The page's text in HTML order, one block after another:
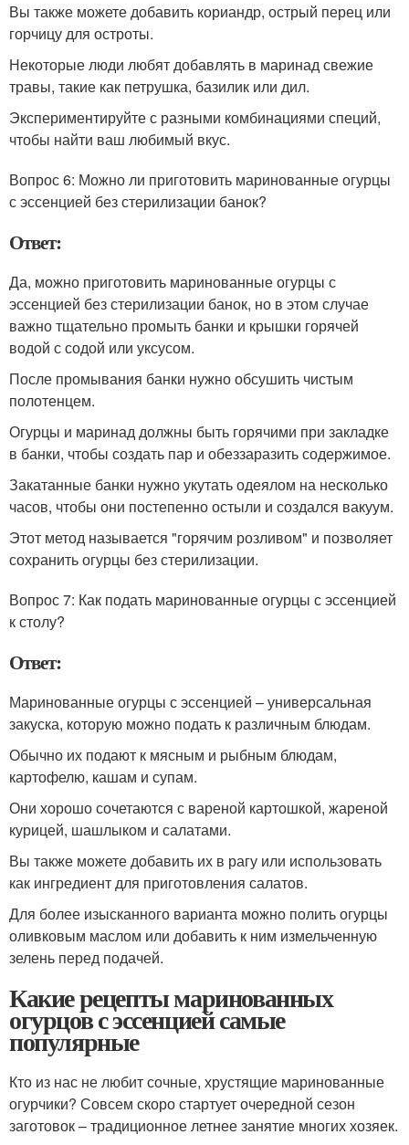
Вы также можете добавить кориандр, острый перец или
горчицу для остроты.
Некоторые люди любят добавлять в маринад свежие
травы, такие как петрушка, базилик или дил.
Экспериментируйте с разными комбинациями специй,
чтобы найти ваш любимый вкус.
Вопрос 6: Можно ли приготовить маринованные огурцы
с эссенцией без стерилизации банок?
Ответ:
Да, можно приготовить маринованные огурцы с
эссенцией без стерилизации банок, но в этом случае
важно тщательно промыть банки и крышки горячей
водой с содой или уксусом.
После промывания банки нужно обсушить чистым
полотенцем.
Огурцы и маринад должны быть горячими при закладке
в банки, чтобы создать пар и обеззаразить содержимое.
Закатанные банки нужно укутать одеялом на несколько
часов, чтобы они постепенно остыли и создался вакуум.
Этот метод называется "горячим розливом" и позволяет
сохранить огурцы без стерилизации.
Вопрос 7: Как подать маринованные огурцы с эссенцией
к столу?
Ответ:
Маринованные огурцы с эссенцией – универсальная
закуска, которую можно подать к различным блюдам.
Обычно их подают к мясным и рыбным блюдам,
картофелю, кашам и супам.
Они хорошо сочетаются с вареной картошкой, жареной
курицей, шашлыком и салатами.
Вы также можете добавить их в рагу или использовать
как ингредиент для приготовления салатов.
Для более изысканного варианта можно полить огурцы
оливковым маслом или добавить к ним измельченную
зелень перед подачей.
Какие рецепты маринованных
огурцов с эссенцией самые
популярные
Кто из нас не любит сочные, хрустящие маринованные
огурчики? Совсем скоро стартует очередной сезон
заготовок – традиционное летнее занятие многих хозяек.